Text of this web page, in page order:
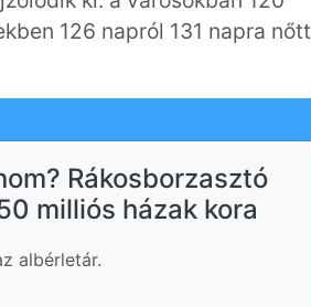
126 napról 131 napra nőtt
Rákosborzasztó
milliós házak kora
albérletár.